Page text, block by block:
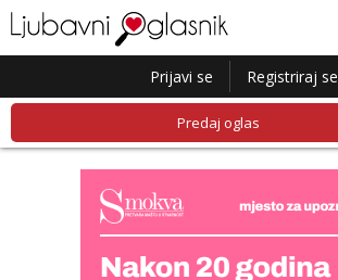
Prijavi se Registriraj se
Predaj oglas